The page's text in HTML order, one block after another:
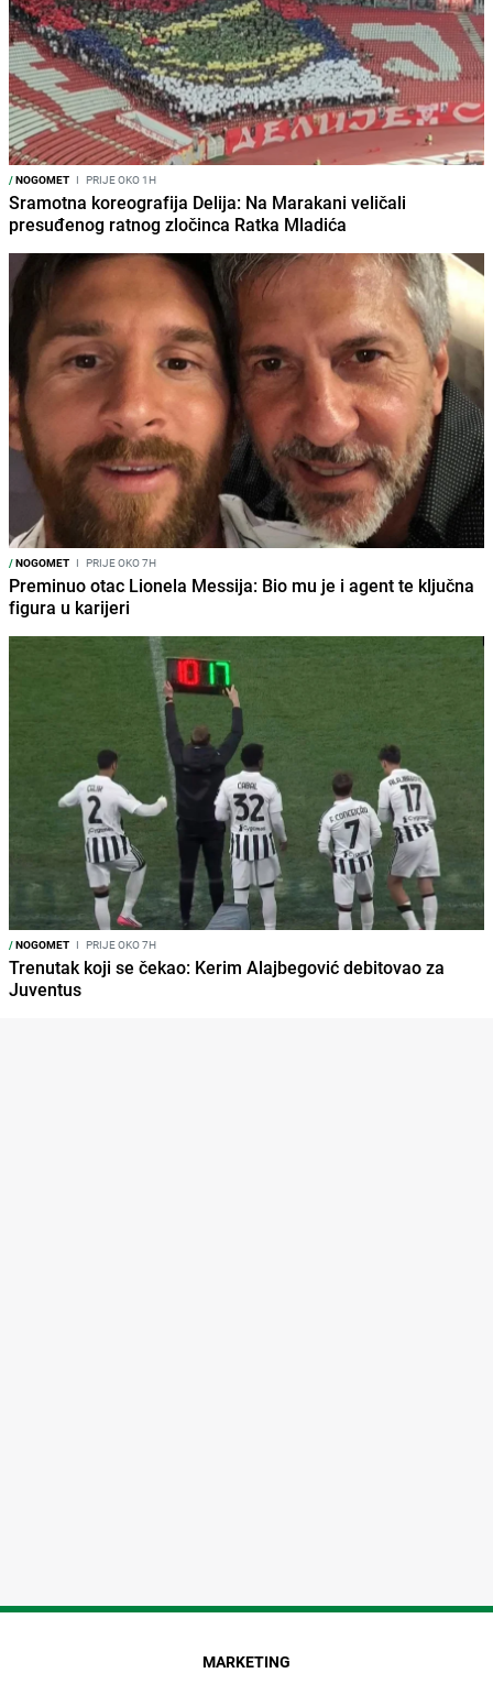
/NOGOMET I PRIJE OKO 1H
Sramotna koreografija Delija: Na Marakani veličali
presuđenog ratnog zločinca Ratka Mladića
/NOGOMET I PRIJE OKO 7H
Preminuo otac Lionela Messija: Bio mu je i agent te ključna
figura u karijeri
/NOGOMET I PRIJE OKO 7H
Trenutak koji se čekao: Kerim Alajbegović debitovao za
Juventus
MARKETING